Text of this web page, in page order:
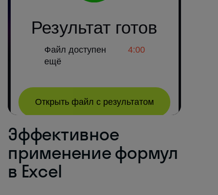
Эффективное
применение формул
в Excel